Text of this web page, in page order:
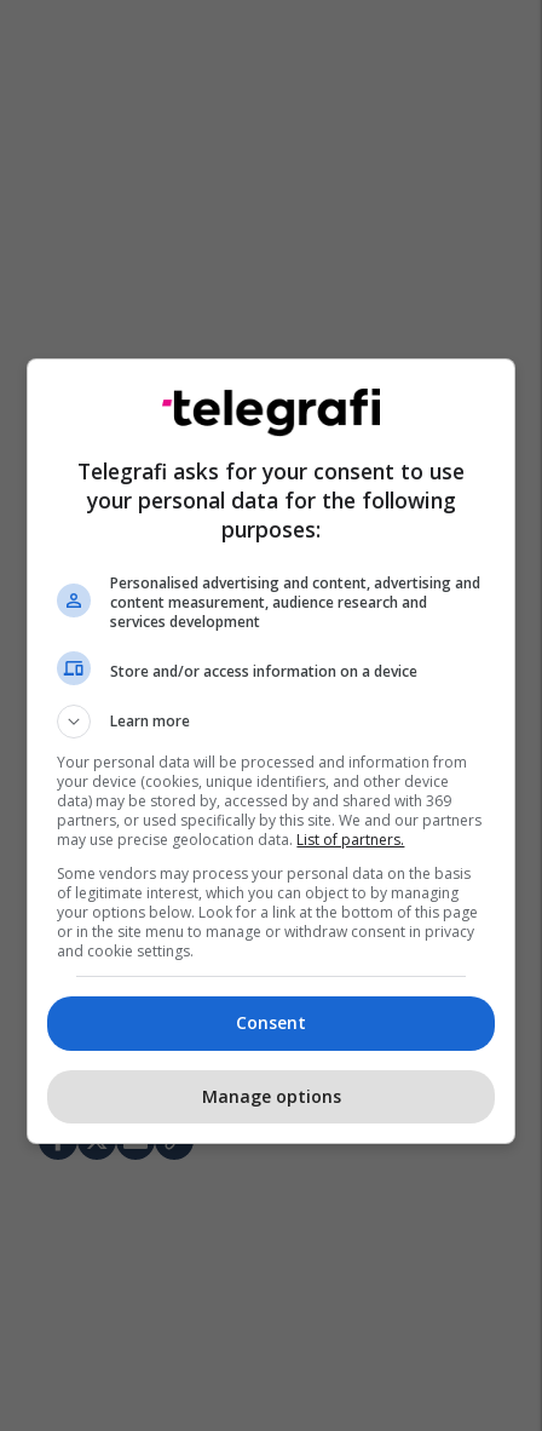
Alexander Soros George Soros
Donald Trump
Telegrafi asks for your consent to use
your personal data for the following
purposes:
Personalised advertising and content, advertising and
content measurement, audience research and
services development
Store and/or access information on a device
Learn more
Your personal data will be processed and information from
your device (cookies, unique identifiers, and other device
data) may be stored by, accessed by and shared with 369
partners, or used specifically by this site. We and our partners
may use precise geolocation data. List of partners.
Some vendors may process your personal data on the basis
of legitimate interest, which you can object to by managing
your options below. Look for a link at the bottom of this page
or in the site menu to manage or withdraw consent in privacy
and cookie settings.
Consent
Manage options